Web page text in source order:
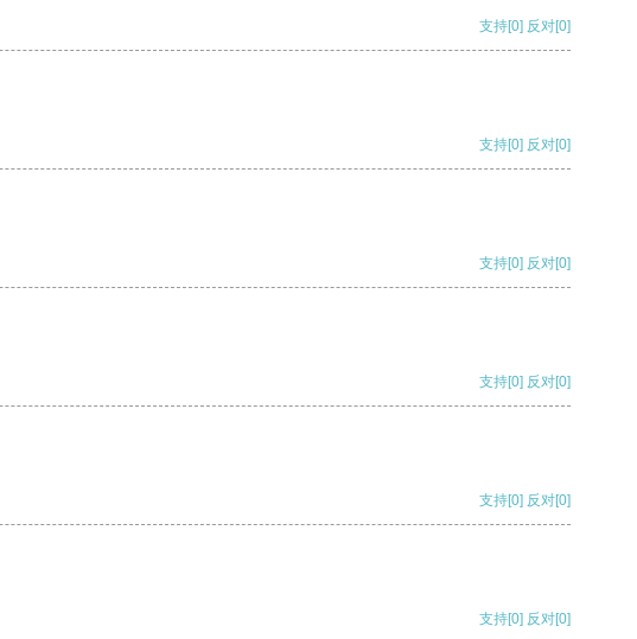
支持[0] 反对[0]
支持[0] 反对[0]
支持[0] 反对[0]
支持[0] 反对[0]
支持[0] 反对[0]
支持[0] 反对[0]